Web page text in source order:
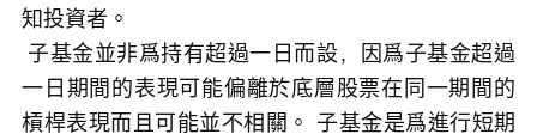
知投資者。
一日期間的表現可能偏離於底層股票在同一期間的
槓桿表現而且可能並不相關。 子基金是爲進行短期